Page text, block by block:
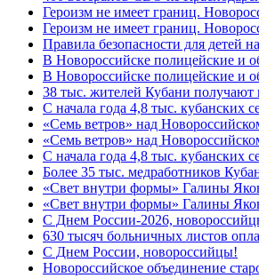
Героизм не имеет границ.
Героизм не имеет границ.
Правила безопасности для детей
В Новороссийске полицейские и
В Новороссийске полицейские и
38 тыс. жителей Кубани получают
С начала года 4,8 тыс. кубанских
«Семь ветров» над
«Семь ветров» над
С начала года 4,8 тыс. кубанских
Более 35 тыс. медработников
«Свет внутри формы» Галины
«Свет внутри формы» Галины
C Днем России-2026,
630 тысяч больничных листов
C Днем России, новороссийцы!
Новороссийское объединение